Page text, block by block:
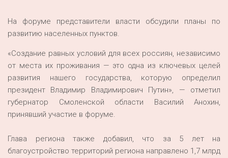
Перепись — 2020
На форуме представители власти обсудили планы по
развитию населенных пунктов.
«Создание равных условий для всех россиян, независимо
от места их проживания — это одна из ключевых целей
развития нашего государства, которую определил
президент Владимир Владимирович Путин», — отметил
губернатор Смоленской области Василий Анохин,
принявший участие в форуме.
Глава региона также добавил, что за 5 лет на
благоустройство территорий региона направлено 1,7 млрд